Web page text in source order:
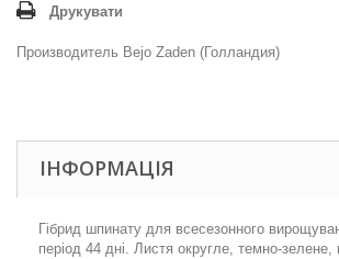
Друкувати
Производитель Bejo Zaden (Голландия)
ІНФОРМАЦІЯ
Гібрид шпинату для всесезонного
період 44 дні. Листя округле, темно-зелене,